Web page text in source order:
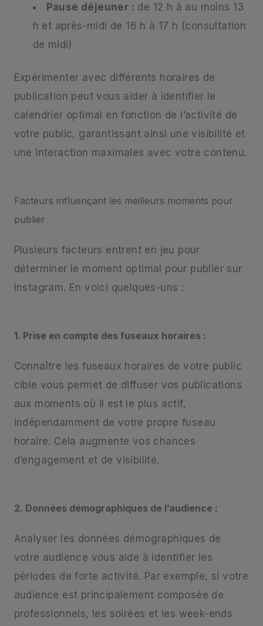
Pause déjeuner : de 12 h à au moins 13
h et après-midi de 16 h à 17 h (consultation
de midi)
Expérimenter avec différents horaires de
publication peut vous aider à identifier le
calendrier optimal en fonction de l’activité de
votre public, garantissant ainsi une visibilité et
une interaction maximales avec votre contenu.
Facteurs influençant les meilleurs moments pour
publier
Plusieurs facteurs entrent en jeu pour
déterminer le moment optimal pour publier sur
Instagram. En voici quelques-uns :
1. Prise en compte des fuseaux horaires :
Connaître les fuseaux horaires de votre public
cible vous permet de diffuser vos publications
aux moments où il est le plus actif,
indépendamment de votre propre fuseau
horaire. Cela augmente vos chances
d’engagement et de visibilité.
2. Données démographiques de l’audience :
Analyser les données démographiques de
votre audience vous aide à identifier les
périodes de forte activité. Par exemple, si votre
audience est principalement composée de
professionnels, les soirées et les week-ends